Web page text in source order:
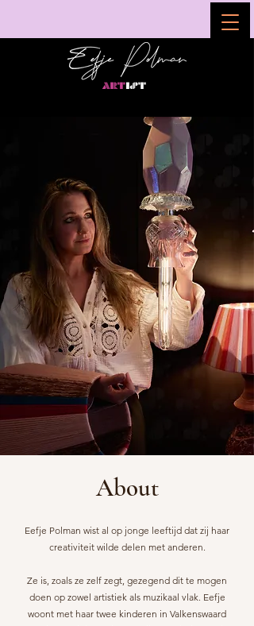
About
Eefje Polman wist al op jonge leeftijd dat zij haar
creativiteit wilde delen met anderen.
Ze is, zoals ze zelf zegt, gezegend dit te mogen
doen op zowel artistiek als muzikaal vlak. Eefje
woont met haar twee kinderen in Valkenswaard